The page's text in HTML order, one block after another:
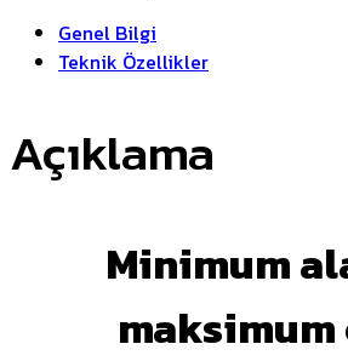
Genel Bilgi
Teknik Özellikler
Açıklama
Minimum